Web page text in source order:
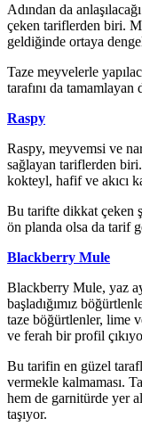
Adından da
çeken tariflerden biri.
geldiğinde ortaya
Taze meyvelerle
tarafını da
Raspy
Raspy, meyvemsi ve
sağlayan tariflerden
kokteyl, hafif ve akıcı
Bu tarifte dikkat çeken
ön planda olsa da tarif
Blackberry Mule
Blackberry Mule, yaz
başladığımız
taze böğürtlenler, lime
ve ferah bir profil
Bu tarifin en güzel
vermekle kalmaması.
hem de garnitürde yer
taşıyor.